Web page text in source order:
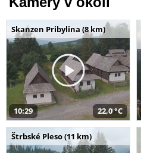
Skanzen Pribylina (8 km)
10:29 22,0 °C
Štrbské Pleso (11 km)